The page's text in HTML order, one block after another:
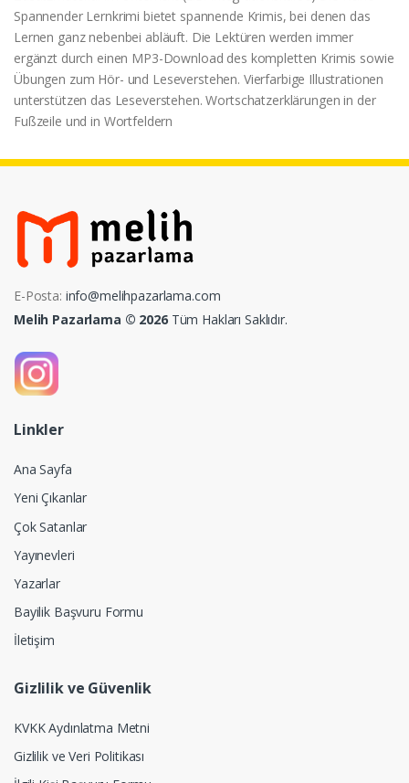
Spannender Lernkrimi bietet spannende Krimis, bei denen das
Lernen ganz nebenbei abläuft. Die Lektüren werden immer
ergänzt durch einen MP3-Download des kompletten Krimis sowie
Übungen zum Hör- und Leseverstehen. Vierfarbige Illustrationen
unterstützen das Leseverstehen. Wortschatzerklärungen in der
Fußzeile und in Wortfeldern
E-Posta: info@melihpazarlama.com
Melih Pazarlama © 2026Tüm Hakları Saklıdır.
Linkler
Ana Sayfa
Yeni Çıkanlar
Çok Satanlar
Yayınevleri
Yazarlar
Bayilik Başvuru Formu
İletişim
Gizlilik ve Güvenlik
KVKK Aydınlatma Metni
Gizlilik ve Veri Politikası